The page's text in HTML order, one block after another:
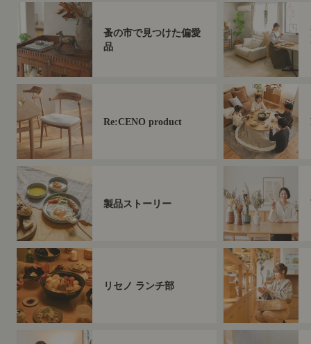
蚤の市で見つけた偏愛
品
Re:CENO product
製品ストーリー
リセノ ランチ部